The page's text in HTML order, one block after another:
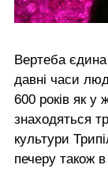
Вертеба
давні часи
600 років як у
знаходяться
культури
печеру також